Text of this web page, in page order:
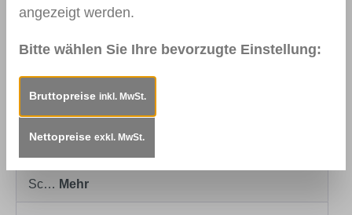
001494 Grün 001493 Blau
Beschreibung
Sc… Mehr
angezeigt werden.
Bitte wählen Sie Ihre bevorzugte Einstellung:
Bruttopreise inkl. MwSt.
Nettopreise exkl. MwSt.